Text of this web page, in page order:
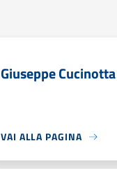
Giuseppe Cucinotta
VAI ALLA PAGINA